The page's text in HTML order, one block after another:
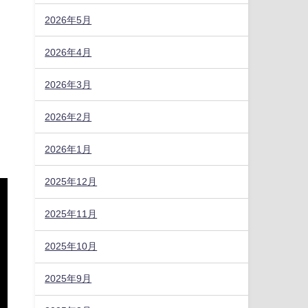
2026年5月
2026年4月
2026年3月
2026年2月
2026年1月
2025年12月
2025年11月
2025年10月
2025年9月